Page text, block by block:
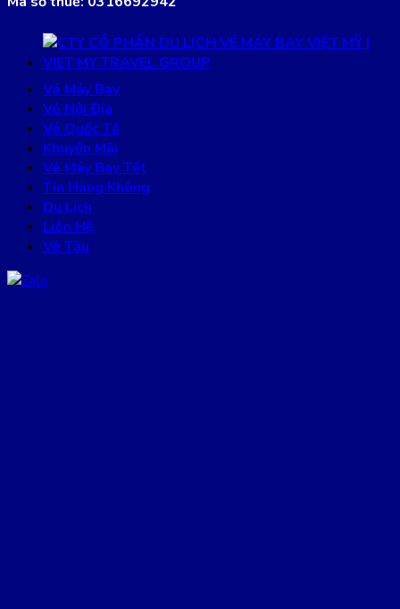
Vé Máy Bay
Vé Nội Địa
Vé Quốc Tế
Khuyến Mãi
Vé Máy Bay Tết
Tin Hàng Không
Du Lịch
Liên Hệ
Vé Tàu